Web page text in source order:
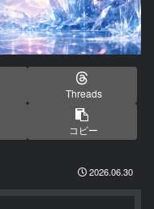
Threads
コピー
2026.06.30